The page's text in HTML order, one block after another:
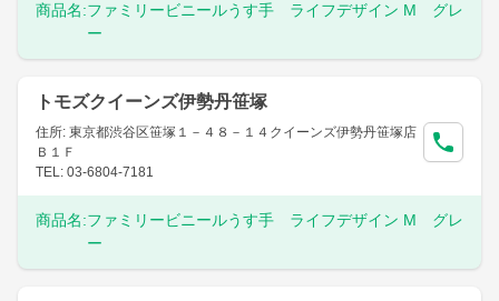
商品名:ファミリービニールうす手 ライフデザイン M グレ
ー
トモズクイーンズ伊勢丹笹塚
住所: 東京都渋谷区笹塚１－４８－１４クイーンズ伊勢丹笹塚店
Ｂ１Ｆ
TEL: 03-6804-7181
商品名:ファミリービニールうす手 ライフデザイン M グレ
ー